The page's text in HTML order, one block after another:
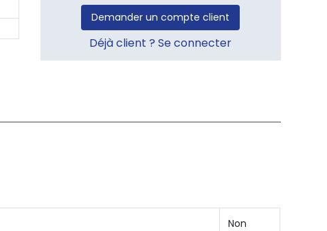
Demander un compte client
Déjà client ? Se connecter
Non